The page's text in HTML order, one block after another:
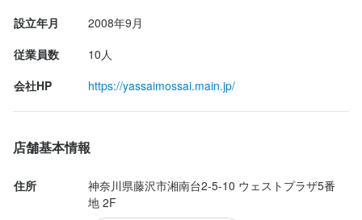
食べ応えがあり、野菜の甘さが引き立っています。他店では見た
ことない料理ですのでおすすめです。
さっぱりと食べられま...
設立年月
2008年9月
従業員数
10人
会社HP
https://yassaimossai.main.jp/
店舗基本情報
住所
神奈川県藤沢市湘南台2-5-10 ウェストプラザ5番
地 2F
何をしたら喜ばれるか、優先順位はどこにあるか、常に何かに気
づけるかが重要です。
その中でできることを考え、プレゼンし、お客様の反応を見ま
す。そしてそれを他のスタッフと共有します。このサイクルを繰
身に付くスキル
何をしたら喜ばれるか、優先順位はどこにあるか、常に何かに気
づけるかが重要です。
その中でできることを考え、プレゼンし、お客様の反応を見ま
す。そしてそれを他のスタッフと共有します。このサイクルを繰
身に付くスキル
何をしたら喜ばれるか、優先順位はどこにあるか、常に何かに気
づけるかが重要です。
その中でできることを考え、プレゼンし、お客様の反応を見ま
す。そしてそれを他のスタッフと共有します。このサイクルを繰
身に付くスキル